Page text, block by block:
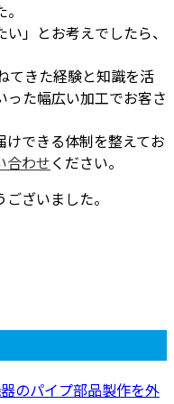
」とお考えでしたら、
てきた経験と知識を活
った幅広い加工でお客さ
できる体制を整えてお
合わせください。
ざいました。
のパイプ部品製作を外